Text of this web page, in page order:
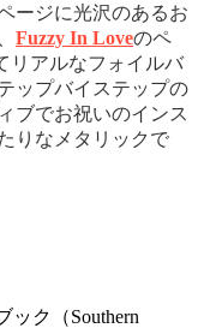
ージに光沢のあるお
Fuzzy In Loveのペ
リアルなフォイルバ
ップバイステップの
ブでお祝いのインス
りなメタリックで
ック（Southern